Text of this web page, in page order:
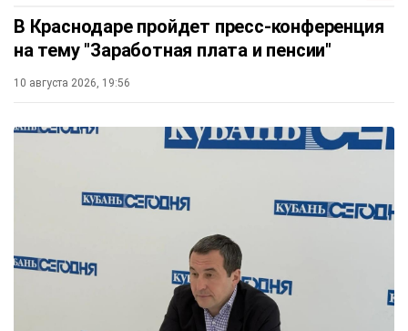
В Краснодаре пройдет пресс-конференция
на тему "Заработная плата и пенсии"
10 августа 2026, 19:56